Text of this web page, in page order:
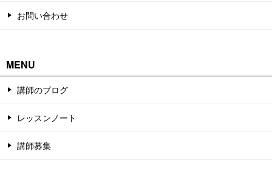
お問い合わせ
MENU
講師のブログ
レッスンノート
講師募集